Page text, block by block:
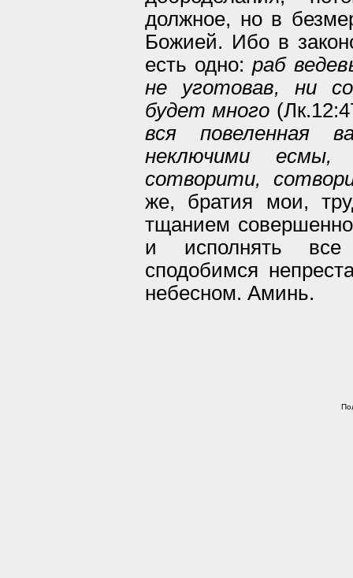
должное, но в
Божией. Ибо в
есть одно: раб
не уготовав, ни
будет много
вся повеленная
неключими
сотворити,
же, братия мои,
тщанием совершенно
и исполнять
сподобимся
небесном. Аминь.